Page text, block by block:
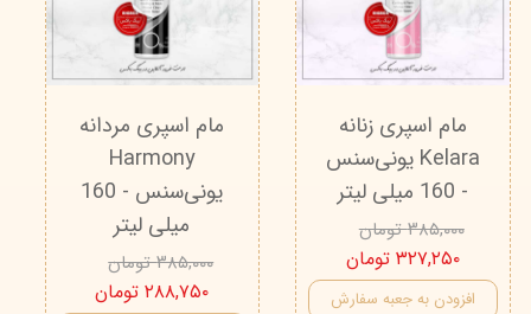
مام اسپری زنانه
Kelara یونی‌سنس
- 160 میلی لیتر
۳۸۵,۰۰۰ تومان
۳۲۷,۲۵۰ تومان
افزودن به جعبه سفارش
مام اسپری مردانه
Harmony
یونی‌سنس - 160
میلی لیتر
۳۸۵,۰۰۰ تومان
۲۸۸,۷۵۰ تومان